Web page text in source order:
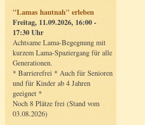
"Lamas hautnah" erleben
Freitag, 11.09.2026, 16:00 -
17:30 Uhr
Achtsame Lama-Begegnung mit
kurzem Lama-Spaziergang für alle
Generationen.
* Barrierefrei * Auch für Senioren
und für Kinder ab 4 Jahren
geeignet *
Noch 8 Plätze frei (Stand vom
03.08.2026)